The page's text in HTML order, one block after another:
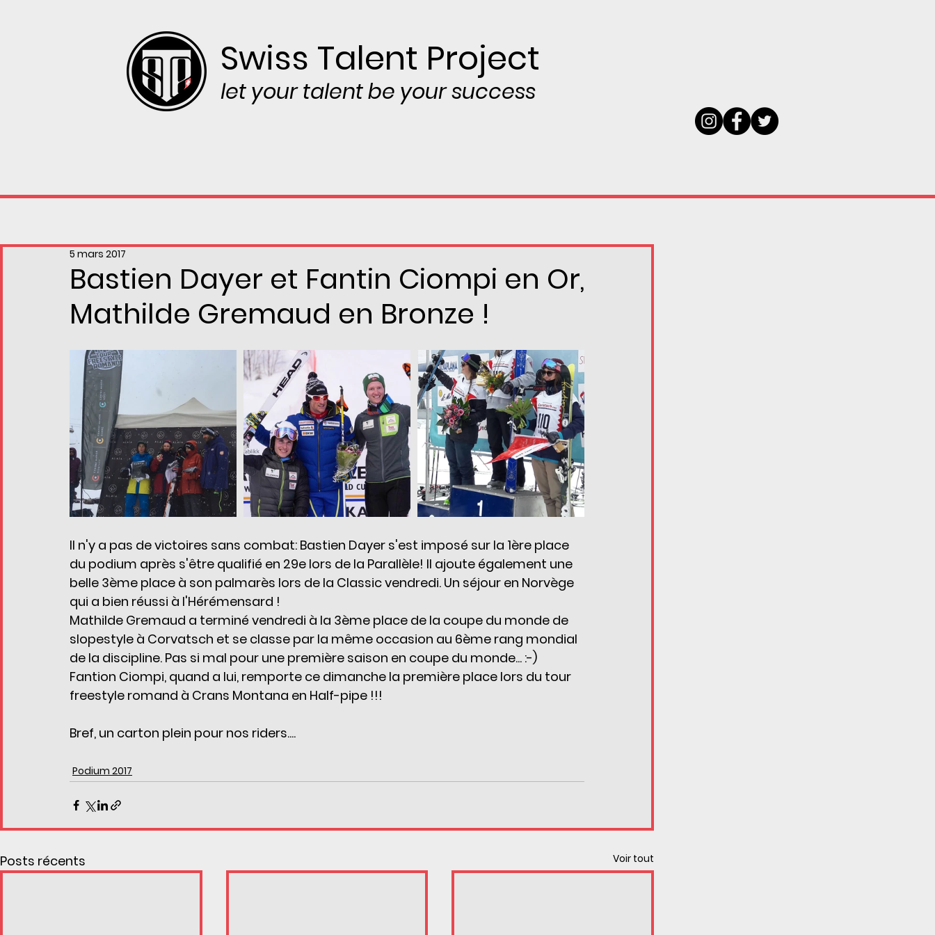
Swiss Talent Project
let your talent be your success
Bastien Dayer et Fantin Ciompi en Or,
Mathilde Gremaud en Bronze !
5 mars 2017
Il n'y a pas de victoires sans combat: Bastien Dayer s'est imposé sur la 1ère place
du podium après s'être qualifié en 29e lors de la Parallèle! Il ajoute également une
belle 3ème place à son palmarès lors de la Classic vendredi. Un séjour en Norvège
qui a bien réussi à l'Hérémensard !
Mathilde Gremaud a terminé vendredi à la 3ème place de la coupe du monde de
slopestyle à Corvatsch et se classe par la même occasion au 6ème rang mondial
de la discipline. Pas si mal pour une première saison en coupe du monde... :-)
Fantion Ciompi, quand a lui, remporte ce dimanche la première place lors du tour
freestyle romand à Crans Montana en Half-pipe !!!
Bref, un carton plein pour nos riders....
Podium 2017
Posts récents Voir tout